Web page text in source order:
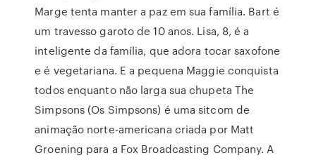
Marge tenta manter a paz em sua família. Bart é
um travesso garoto de 10 anos. Lisa, 8, é a
inteligente da família, que adora tocar saxofone
e é vegetariana. E a pequena Maggie conquista
todos enquanto não larga sua chupeta The
Simpsons (Os Simpsons) é uma sitcom de
animação norte-americana criada por Matt
Groening para a Fox Broadcasting Company. A